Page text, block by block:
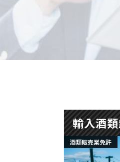
輸入酒
酒類販売業免許
はじめて
事務所コ
お店で酒
卸売業関